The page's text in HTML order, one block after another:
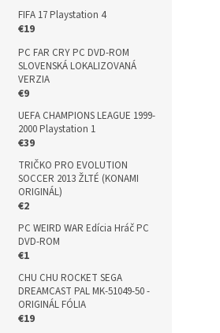
FIFA 17 Playstation 4
€19
PC FAR CRY PC DVD-ROM
SLOVENSKÁ LOKALIZOVANÁ
VERZIA
€9
UEFA CHAMPIONS LEAGUE 1999-
2000 Playstation 1
€39
TRIČKO PRO EVOLUTION
SOCCER 2013 ŽLTÉ (KONAMI
ORIGINÁL)
€2
PC WEIRD WAR Edícia Hráč PC
DVD-ROM
€1
CHU CHU ROCKET SEGA
DREAMCAST PAL MK-51049-50 -
ORIGINÁL FÓLIA
€19